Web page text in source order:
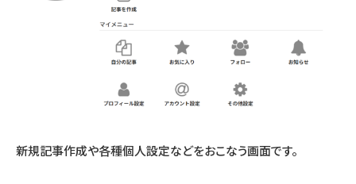
新規記事作成や各種個人設定などをおこなう画面です。